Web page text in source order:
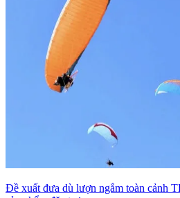
Đề xuất đưa dù lượn ngắm toàn cảnh